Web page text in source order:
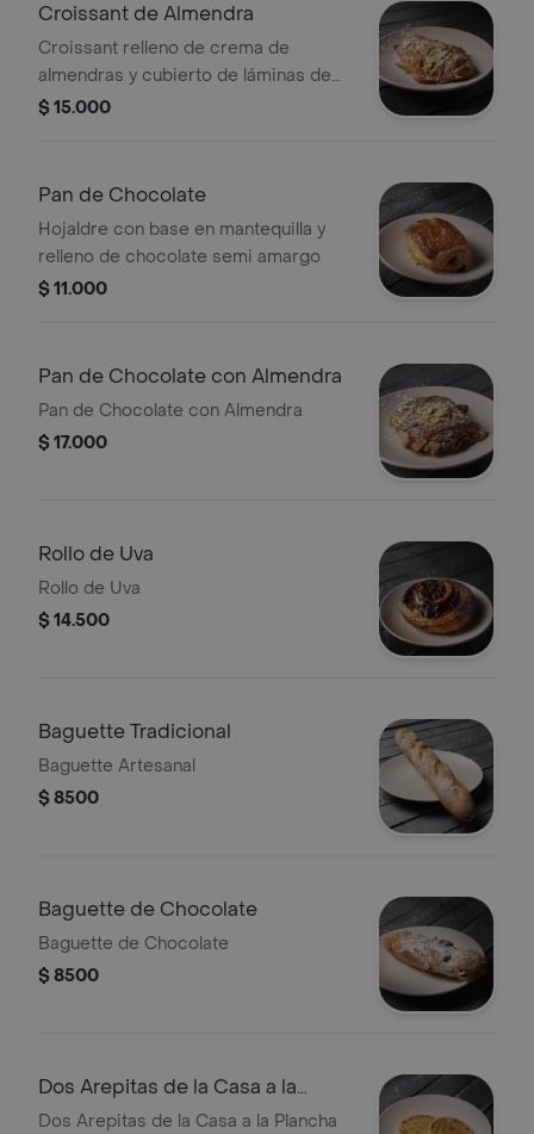
Croissant de Almendra
Croissant relleno de crema de
almendras y cubierto de láminas de
almendras
$ 15.000
Pan de Chocolate
Hojaldre con base en mantequilla y
relleno de chocolate semi amargo
$ 11.000
Pan de Chocolate con Almendra
Pan de Chocolate con Almendra
$ 17.000
Rollo de Uva
Rollo de Uva
$ 14.500
Baguette Tradicional
Baguette Artesanal
$ 8500
Baguette de Chocolate
Baguette de Chocolate
$ 8500
Dos Arepitas de la Casa a la
Plancha
Dos Arepitas de la Casa a la Plancha